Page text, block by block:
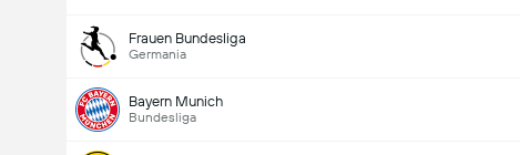
Frauen Bundesliga
Germania
Bayern Munich
Bundesliga